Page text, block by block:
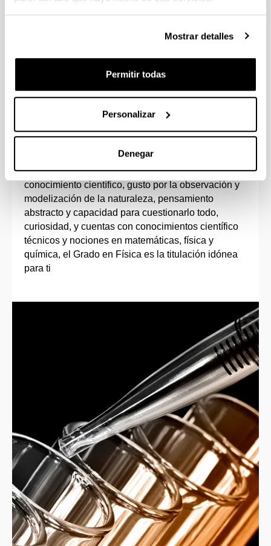
Mostrar detalles
Permitir todas
Personalizar
Denegar
Opción de estudiar varias asignaturas en
adquirir el doble Grado en Física e Ingeniería
Perfil de ingreso
Si eres una persona con vocación de contribuir al
conocimiento científico, gusto por la observación y
modelización de la naturaleza, pensamiento
abstracto y capacidad para cuestionarlo todo,
curiosidad, y cuentas con conocimientos científico
técnicos y nociones en matemáticas, física y
química, el Grado en Física es la titulación idónea
para ti